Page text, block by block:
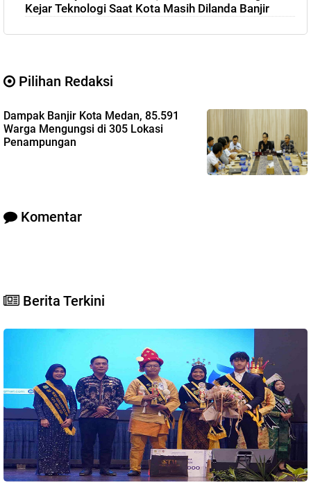
Kejar Teknologi Saat Kota Masih Dilanda Banjir
Pilihan Redaksi
Dampak Banjir Kota Medan, 85.591
Warga Mengungsi di 305 Lokasi
Penampungan
Komentar
Berita Terkini